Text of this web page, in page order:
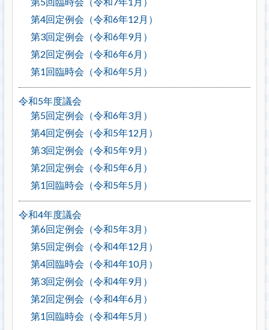
第4回定例会（令和6年12月）
第3回定例会（令和6年9月）
第2回定例会（令和6年6月）
第1回臨時会（令和6年5月）
令和5年度議会
第5回定例会（令和6年3月）
第4回定例会（令和5年12月）
第3回定例会（令和5年9月）
第2回定例会（令和5年6月）
第1回臨時会（令和5年5月）
令和4年度議会
第6回定例会（令和5年3月）
第5回定例会（令和4年12月）
第4回臨時会（令和4年10月）
第3回定例会（令和4年9月）
第2回定例会（令和4年6月）
第1回臨時会（令和4年5月）